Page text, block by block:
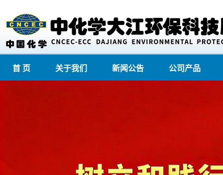
首 页 关于我们 新闻公告 公司产品